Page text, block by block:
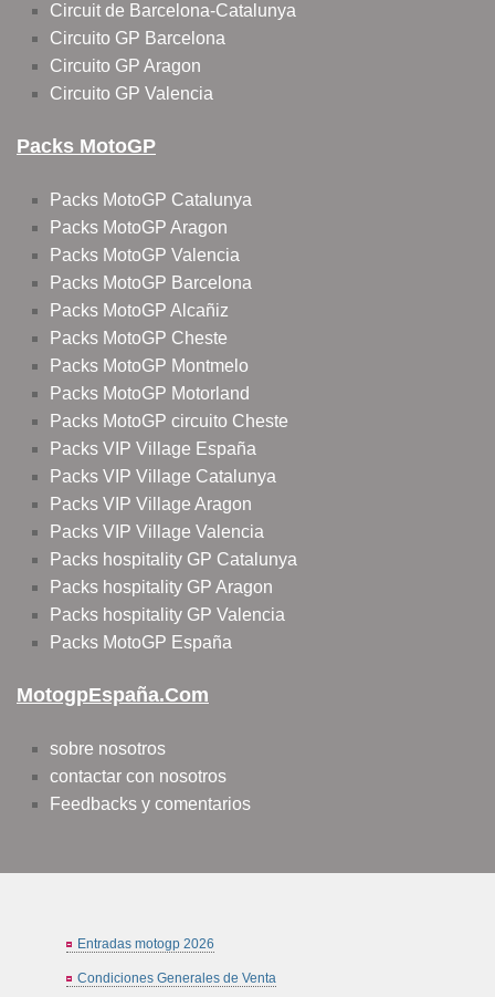
Circuit de Barcelona-Catalunya
Circuito GP Barcelona
Circuito GP Aragon
Circuito GP Valencia
Packs MotoGP
Packs MotoGP Catalunya
Packs MotoGP Aragon
Packs MotoGP Valencia
Packs MotoGP Barcelona
Packs MotoGP Alcañiz
Packs MotoGP Cheste
Packs MotoGP Montmelo
Packs MotoGP Motorland
Packs MotoGP circuito Cheste
Packs VIP Village España
Packs VIP Village Catalunya
Packs VIP Village Aragon
Packs VIP Village Valencia
Packs hospitality GP Catalunya
Packs hospitality GP Aragon
Packs hospitality GP Valencia
Packs MotoGP España
MotogpEspaña.com
sobre nosotros
contactar con nosotros
Feedbacks y comentarios
Entradas motogp 2026
Condiciones Generales de Venta